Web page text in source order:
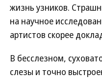
жизнь узников.
на научное
артистов скорее
В бесслезном,
слезы и точно